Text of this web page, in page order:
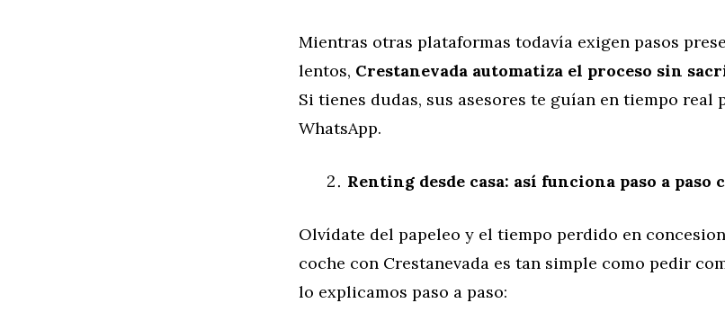
Mientras otras plataformas todavía exigen pasos
lentos, Crestanevada automatiza el proceso sin
Si tienes dudas, sus asesores te guían en tiempo real
WhatsApp.
Renting desde casa: así funciona paso a paso
Olvídate del papeleo y el tiempo perdido en
coche con Crestanevada es tan simple como pedir
lo explicamos paso a paso: